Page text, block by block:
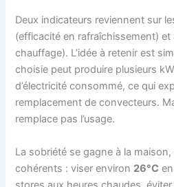
Deux indicateurs reviennent sur
(efficacité en rafraîchissement) et
chauffage). L’idée à retenir est
choisie peut produire plusieurs
d’électricité consommé, ce qui
remplacement de convecteurs.
remplace pas l’usage.
La sobriété se gagne à la
cohérents : viser environ 26°C